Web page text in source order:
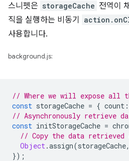
스니펫은 storageCache 전역이
직을 실행하는 비동기
사용합니다.
background.js:
// Where we will expose all
const storageCache = { count :
// Asynchronously retrieve
const initStorageCache =
// Copy the data retrieved
Object.assign(storageCache,
});